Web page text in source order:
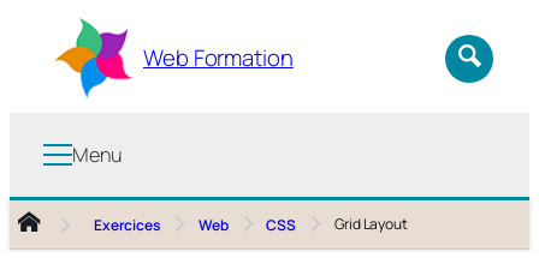
contenu
Web Formation
Menu
Exercices Web CSS Grid Layout